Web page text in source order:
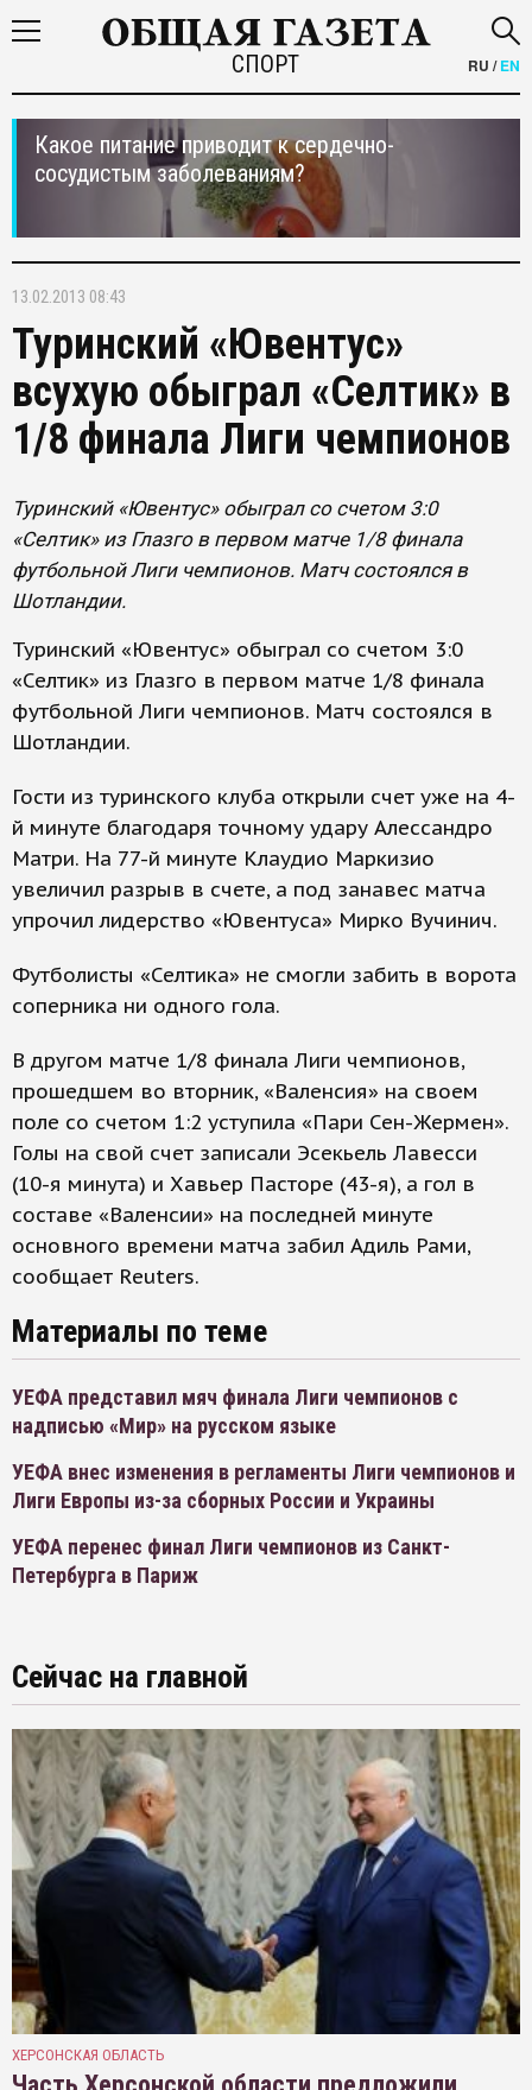
СПОРТ RU /EN
Какое питание приводит к сердечно-
сосудистым заболеваниям?
13.02.2013 08:43
Туринский «Ювентус»
всухую обыграл «Селтик» в
1/8 финала Лиги чемпионов
Туринский «Ювентус» обыграл со счетом 3:0
«Селтик» из Глазго в первом матче 1/8 финала
футбольной Лиги чемпионов. Матч состоялся в
Шотландии.
Туринский «Ювентус» обыграл со счетом 3:0
«Селтик» из Глазго в первом матче 1/8 финала
футбольной Лиги чемпионов. Матч состоялся в
Шотландии.
Гости из туринского клуба открыли счет уже на 4-
й минуте благодаря точному удару Алессандро
Матри. На 77-й минуте Клаудио Маркизио
увеличил разрыв в счете, а под занавес матча
упрочил лидерство «Ювентуса» Мирко Вучинич.
Футболисты «Селтика» не смогли забить в ворота
соперника ни одного гола.
В другом матче 1/8 финала Лиги чемпионов,
прошедшем во вторник, «Валенсия» на своем
поле со счетом 1:2 уступила «Пари Сен-Жермен».
Голы на свой счет записали Эсекьель Лавесси
(10-я минута) и Хавьер Пасторе (43-я), а гол в
составе «Валенсии» на последней минуте
основного времени матча забил Адиль Рами,
сообщает Reuters.
Материалы по теме
УЕФА представил мяч финала Лиги чемпионов с
надписью «Мир» на русском языке
УЕФА внес изменения в регламенты Лиги чемпионов и
Лиги Европы из-за сборных России и Украины
УЕФА перенес финал Лиги чемпионов из Санкт-
Петербурга в Париж
Сейчас на главной
ХЕРСОНСКАЯ ОБЛАСТЬ